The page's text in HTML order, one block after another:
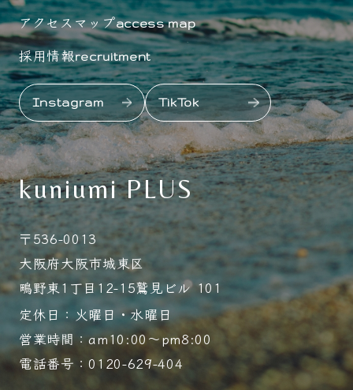
アクセスマップaccess map
採用情報recruitment
Instagram TikTok
kuniumi PLUS
〒536-0013
大阪府大阪市城東区
鴫野東1丁目12-15鷲見ビル 101
定休日：火曜日・水曜日
営業時間：am10:00～pm8:00
電話番号：0120-629-404